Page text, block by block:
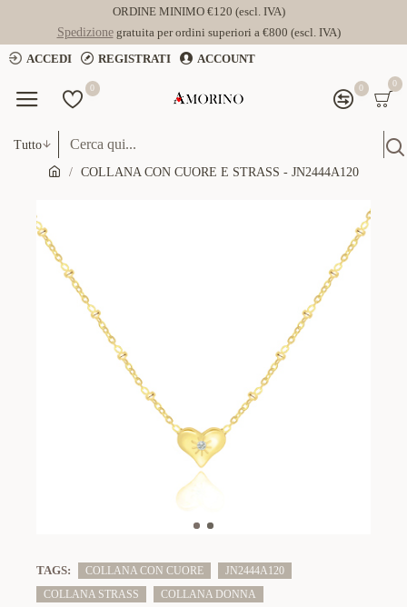
ORDINE MINIMO €120 (escl. IVA)
Spedizionegratuita per ordini superiori a €800 (escl. IVA)
ACCEDI
REGISTRATI ACCOUNT
0 0 0
Tutto
COLLANA CON CUORE E STRASS - JN2444A120
TAGS: COLLANA CON CUORE
JN2444A120
COLLANA STRASS
COLLANA DONNA